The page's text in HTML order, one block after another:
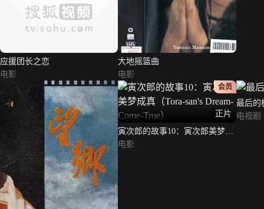
应援团长之恋
电影
大地摇篮曲
电影
正片
会员
寅次郎的故事10：寅次郎美梦成
真（Tora-san's Dream-Come-
电影
最后的
电视剧